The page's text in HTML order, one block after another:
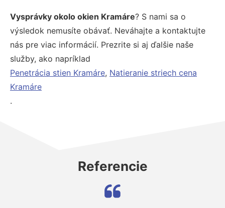
Vysprávky okolo okien Kramáre? S nami sa o
výsledok nemusíte obávať. Neváhajte a kontaktujte
nás pre viac informácií. Prezrite si aj ďalšie naše
služby, ako napríklad
Penetrácia stien Kramáre, Natieranie striech cena
Kramáre
.
Referencie